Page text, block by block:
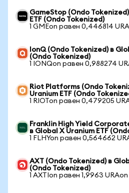
GameStop (Ondo
ETF (Ondo Tokenized)
1 GMEon равен 0,446814
IonQ (Ondo Tokenized) в
(Ondo Tokenized)
1 IONQon равен 0,988274
Riot Platforms (Ondo
Uranium ETF (Ondo
1 RIOTon равен 0,479205
Franklin High Yield
в Global X Uranium ETF
1 FLHYon равен 0,564662
AXT (Ondo Tokenized) в
(Ondo Tokenized)
1 AXTIon равен 1,9963 URAon